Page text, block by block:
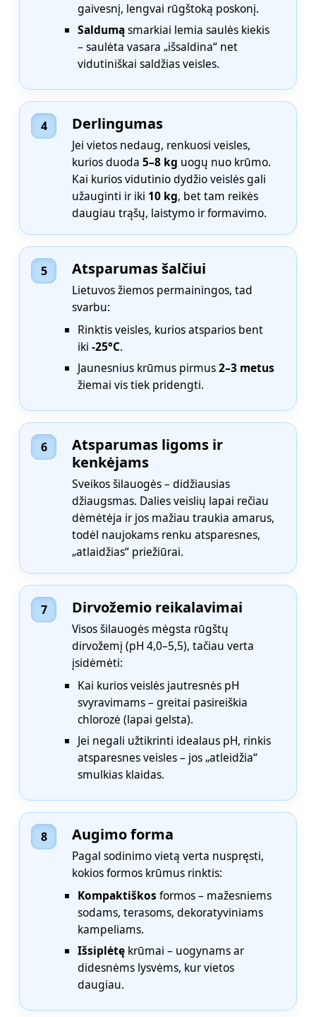
gaivesnį, lengvai rūgštoką poskonį.
Saldumąsmarkiai lemia saulės kiekis
– saulėta vasara „išsaldina“ net
vidutiniškai saldžias veisles.
4 Derlingumas
Jei vietos nedaug, renkuosi veisles,
kurios duoda 5–8 kg uogų nuo krūmo.
Kai kurios vidutinio dydžio veislės gali
užauginti ir iki 10 kg, bet tam reikės
daugiau trąšų, laistymo ir formavimo.
5 Atsparumas šalčiui
Lietuvos žiemos permainingos, tad
svarbu:
Rinktis veisles, kurios atsparios bent
iki -25°C.
Jaunesnius krūmus pirmus2–3 metus
žiemai vis tiek pridengti.
6
Atsparumas ligoms ir
kenkėjams
Sveikos šilauogės – didžiausias
džiaugsmas. Dalies veislių lapai rečiau
dėmėtėja ir jos mažiau traukia amarus,
todėl naujokams renku atsparesnes,
„atlaidžias“ priežiūrai.
7 Dirvožemio reikalavimai
Visos šilauogės mėgsta rūgštų
dirvožemį (pH 4,0–5,5), tačiau verta
įsidėmėti:
Kai kurios veislės jautresnės pH
svyravimams – greitai pasireiškia
chlorozė (lapai gelsta).
Jei negali užtikrinti idealaus pH, rinkis
atsparesnes veisles – jos „atleidžia“
smulkias klaidas.
8 Augimo forma
Pagal sodinimo vietą verta nuspręsti,
kokios formos krūmus rinktis:
Kompaktiškos formos – mažesniems
sodams, terasoms, dekoratyviniams
kampeliams.
Išsiplėtę krūmai – uogynams ar
didesnėms lysvėms, kur vietos
daugiau.